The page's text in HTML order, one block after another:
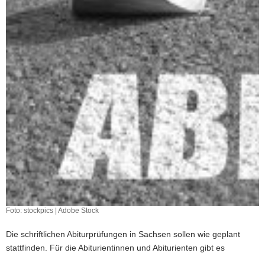
Foto: stockpics | Adobe Stock
Die schriftlichen Abiturprüfungen in Sachsen sollen wie geplant
stattfinden. Für die Abiturientinnen und Abiturienten gibt es